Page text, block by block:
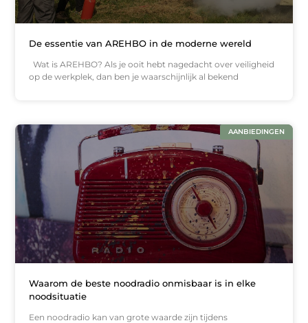
De essentie van AREHBO in de moderne wereld
Wat is AREHBO? Als je ooit hebt nagedacht over veiligheid
op de werkplek, dan ben je waarschijnlijk al bekend
AANBIEDINGEN
Waarom de beste noodradio onmisbaar is in elke
noodsituatie
Een noodradio kan van grote waarde zijn tijdens